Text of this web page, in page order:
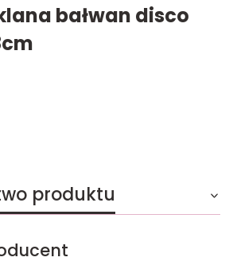
bałwan disco
produktu